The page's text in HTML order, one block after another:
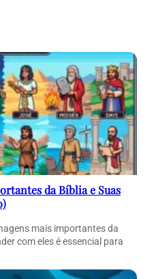
da Bíblia e Suas
mais importantes da
com eles é essencial para